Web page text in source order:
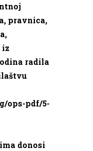
pravnica,
iz
radila
ops-pdf/5-
donosi